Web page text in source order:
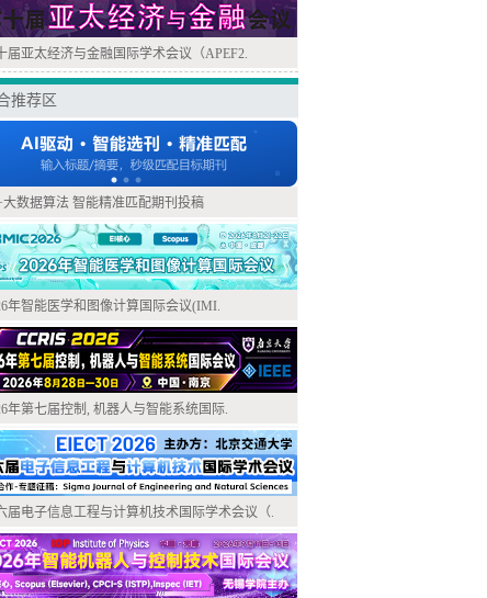
届亚太经济与金融国际学术会议（APEF2.
推荐区
数据算法 智能精准匹配期刊投稿
年智能医学和图像计算国际会议(IMI.
年第七届控制, 机器人与智能系统国际.
届电子信息工程与计算机技术国际学术会议（.